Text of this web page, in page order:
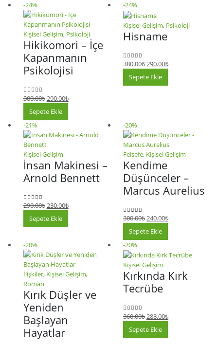
-24%
Kişisel Gelişim, Psikoloji
Hikikomori – İçe
Kapanmanın
Psikolojisi
05 üzerinden
380.00₺290.00₺
Sepete Ekle
-24%
Kişisel Gelişim, Psikoloji
Hisname
05 üzerinden
380.00₺290.00₺
Sepete Ekle
-21%
Kişisel Gelişim
İnsan Makinesi –
Arnold Bennett
05 üzerinden
290.00₺230.00₺
Sepete Ekle
-20%
Felsefe, Kişisel Gelişim
Kendime
Düşünceler –
Marcus Aurelius
05 üzerinden
300.00₺240.00₺
Sepete Ekle
-20%
İlişkiler, Kişisel Gelişim,
Roman
Kırık Düşler ve
Yeniden
Başlayan
Hayatlar
-20%
Kişisel Gelişim
Kırkında Kırk
Tecrübe
05 üzerinden
360.00₺ 288.00₺
Sepete Ekle